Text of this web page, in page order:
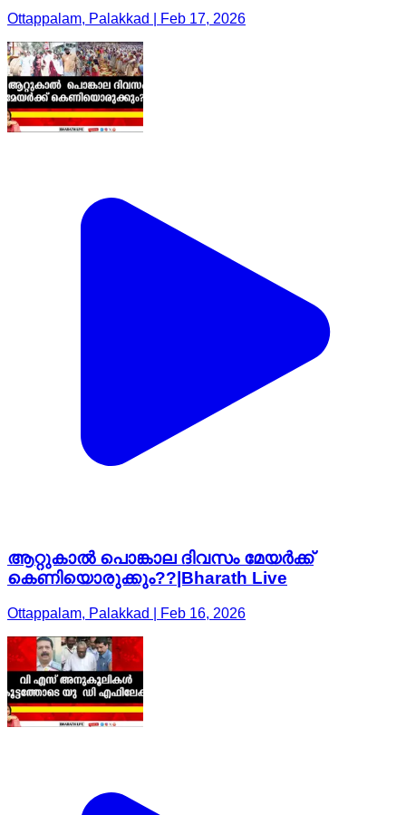
Ottappalam, Palakkad | Feb 17, 2026
ആറ്റുകാൽ പൊങ്കാല ദിവസം മേയർക്ക്
കെണിയൊരുക്കും??|Bharath Live
Ottappalam, Palakkad | Feb 16, 2026